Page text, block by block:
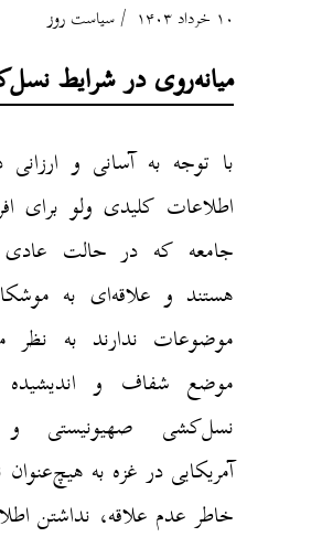
۱۰ خرداد ۱۴۰۳ سیاست روز
میانه‌روی در شرایط
با توجه به آسانی و
اطلاعات کلیدی ولو برای
جامعه که در حالت عادی
هستند و علاقه‌ای به
موضوعات ندارند به نظر
موضع شفاف و
نسل‌کشی صهیونیستی و
آمریکایی در غزه به هیچ‌عنوان
خاطر عدم علاقه، نداشتن